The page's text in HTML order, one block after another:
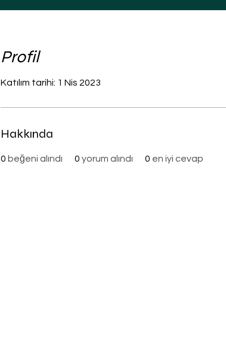
Profil
Katılım tarihi: 1 Nis 2023
Hakkında
0 beğeni alındı 0 yorum alındı 0 en iyi cevap